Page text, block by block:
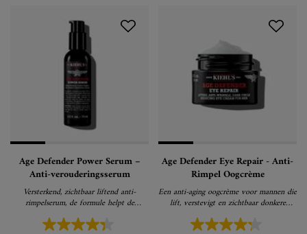
Age Defender Power Serum –
Anti-verouderingsserum
Versterkend, zichtbaar liftend anti-
rimpelserum, de formule helpt de
verslappende huid zichtbaar verstevigen
en rimpels verminderen
Age Defender Eye Repair - Anti-
Rimpel Oogcrème
Een anti-aging oogcrème voor mannen die
lift, verstevigt en zichtbaar donkere
kringen vermindert